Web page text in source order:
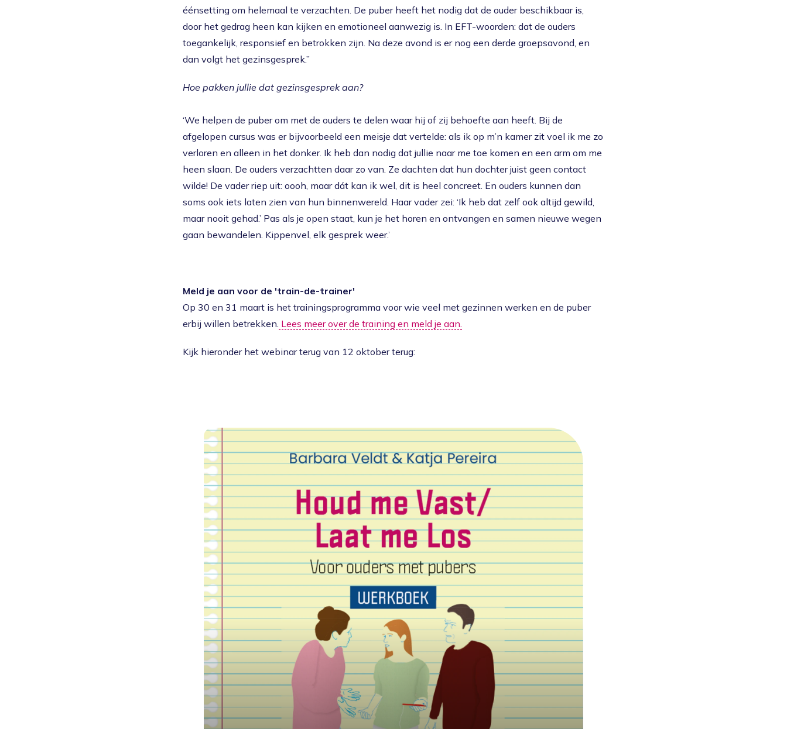
éénsetting om helemaal te verzachten. De puber heeft het nodig dat de ouder beschikbaar is,
door het gedrag heen kan kijken en emotioneel aanwezig is. In EFT-woorden: dat de ouders
toegankelijk, responsief en betrokken zijn. Na deze avond is er nog een derde groepsavond, en
dan volgt het gezinsgesprek.”
Hoe pakken jullie dat gezinsgesprek aan?
‘We helpen de puber om met de ouders te delen waar hij of zij behoefte aan heeft. Bij de
afgelopen cursus was er bijvoorbeeld een meisje dat vertelde: als ik op m’n kamer zit voel ik me zo
verloren en alleen in het donker. Ik heb dan nodig dat jullie naar me toe komen en een arm om me
heen slaan. De ouders verzachtten daar zo van. Ze dachten dat hun dochter juist geen contact
wilde! De vader riep uit: oooh, maar dát kan ik wel, dit is heel concreet. En ouders kunnen dan
soms ook iets laten zien van hun binnenwereld. Haar vader zei: ‘Ik heb dat zelf ook altijd gewild,
maar nooit gehad.’ Pas als je open staat, kun je het horen en ontvangen en samen nieuwe wegen
gaan bewandelen. Kippenvel, elk gesprek weer.’
Meld je aan voor de 'train-de-trainer'
Op 30 en 31 maart is het trainingsprogramma voor wie veel met gezinnen werken en de puber
erbij willen betrekken. Lees meer over de training en meld je aan.
Kijk hieronder het webinar terug van 12 oktober terug: